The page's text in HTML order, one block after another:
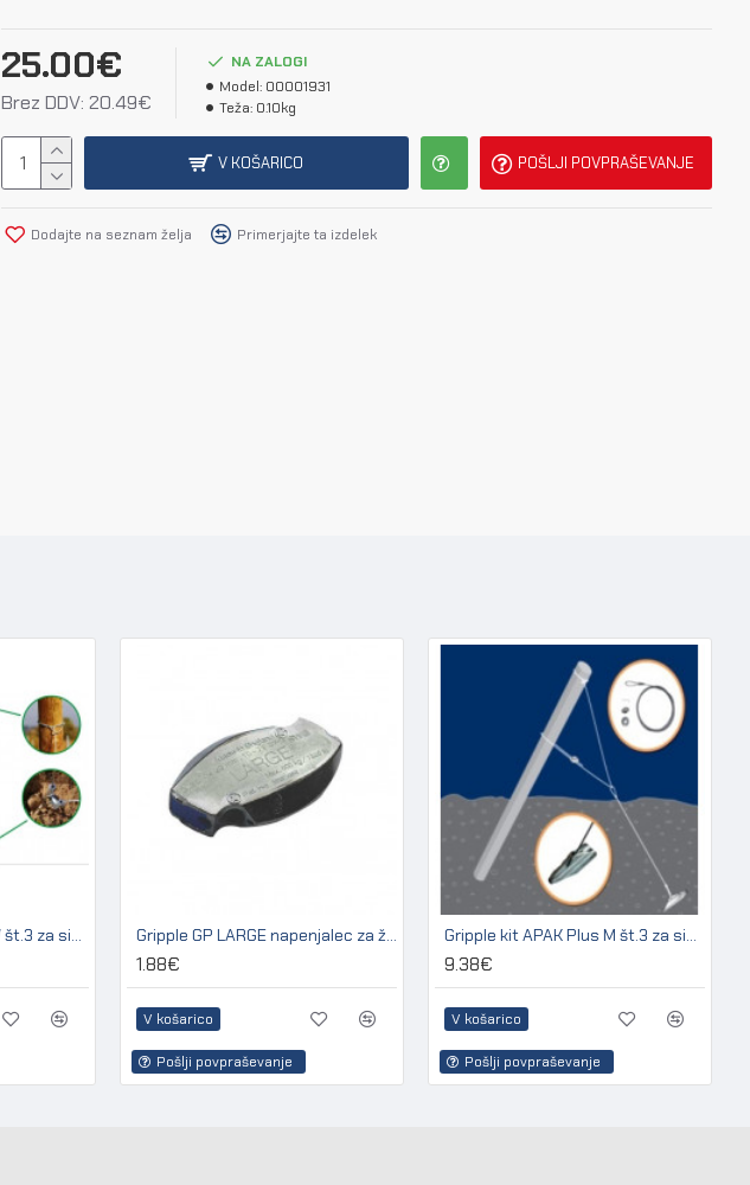
25.00€
Brez DDV: 20.49€
NA ZALOGI
Model: 00001931
Teža: 0.10kg
V KOŠARICO POŠLJI POVPRAŠEVANJE
Dodajte na seznam želja Primerjajte ta izdelek
Gripple kit GPAK Plus W št.3 za sidranje lesenih in betonskih stebrov Gripple GP LARGE napenjalec za žico 3,2 - 4,2 mm
1.88€
V košarico
Pošlji povpraševanje
Gripple kit APAK Plus M št.3 za sidranje kovinskih stebrov
9.38€
V košarico
Pošlji povpraševanje